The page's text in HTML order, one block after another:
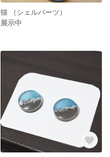
猫 （シェルパーツ）
展示中